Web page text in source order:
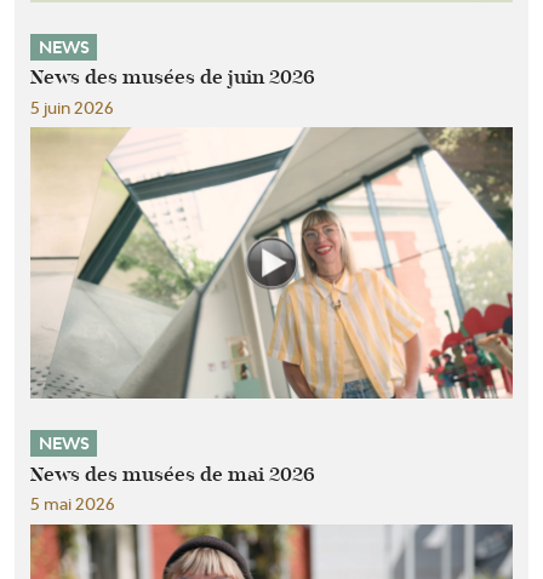
NEWS
News des musées de juin 2026
5 juin 2026
NEWS
News des musées de mai 2026
5 mai 2026